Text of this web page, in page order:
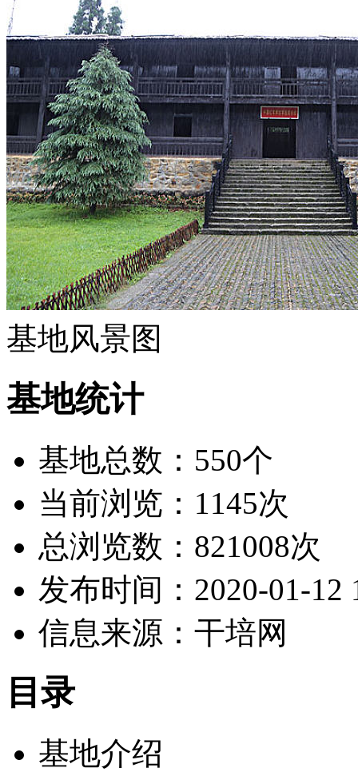
基地风景图
基地统计
基地总数：550个
当前浏览：1145次
总浏览数：821008次
发布时间：2020-01-12
信息来源：干培网
目录
基地介绍